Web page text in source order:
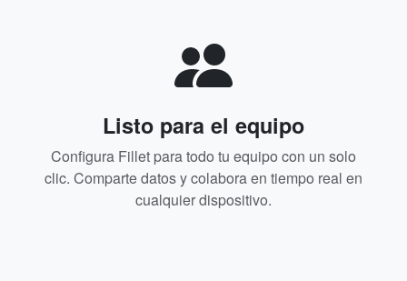
Listo para el equipo
Configura Fillet para todo tu equipo con un solo
clic. Comparte datos y colabora en tiempo real en
cualquier dispositivo.